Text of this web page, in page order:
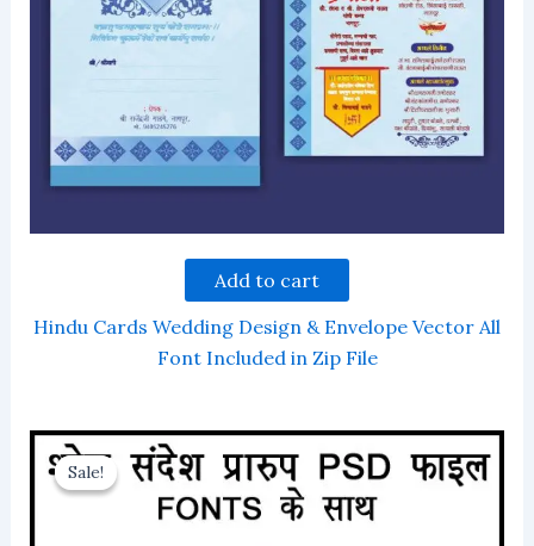
Add to cart
Hindu Cards Wedding Design & Envelope Vector All
Font Included in Zip File
Sale!
Sale!